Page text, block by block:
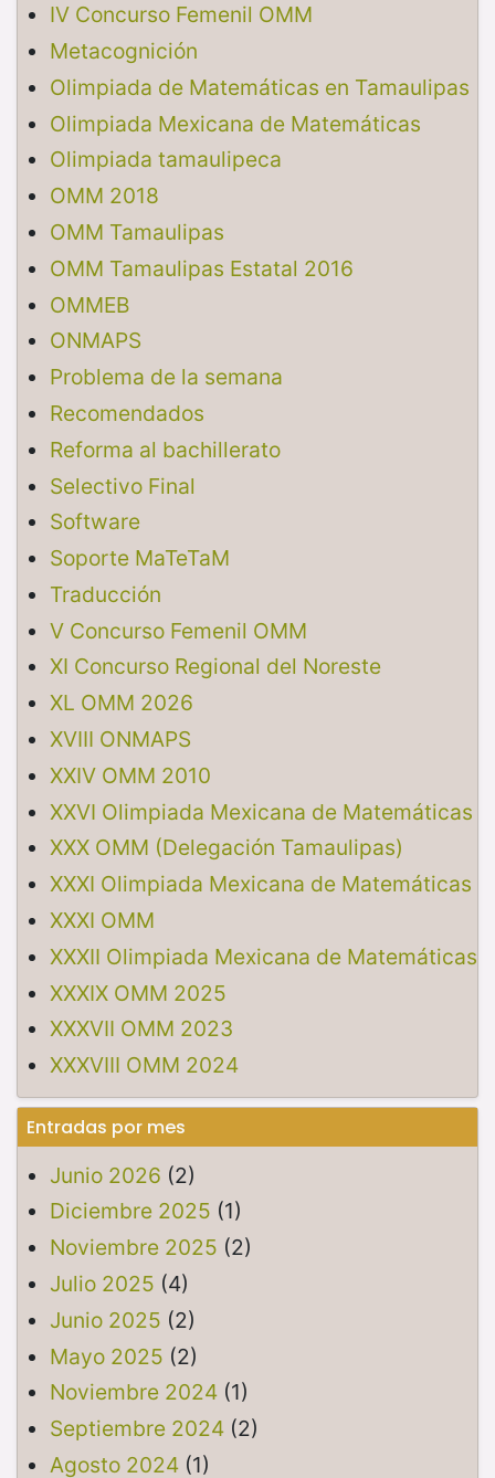
IV Concurso Femenil OMM
Metacognición
Olimpiada de Matemáticas en Tamaulipas
Olimpiada Mexicana de Matemáticas
Olimpiada tamaulipeca
OMM 2018
OMM Tamaulipas
OMM Tamaulipas Estatal 2016
OMMEB
ONMAPS
Problema de la semana
Recomendados
Reforma al bachillerato
Selectivo Final
Software
Soporte MaTeTaM
Traducción
V Concurso Femenil OMM
XI Concurso Regional del Noreste
XL OMM 2026
XVIII ONMAPS
XXIV OMM 2010
XXVI Olimpiada Mexicana de Matemáticas
XXX OMM (Delegación Tamaulipas)
XXXI Olimpiada Mexicana de Matemáticas
XXXI OMM
XXXII Olimpiada Mexicana de Matemáticas
XXXIX OMM 2025
XXXVII OMM 2023
XXXVIII OMM 2024
Entradas por mes
Junio 2026 (2)
Diciembre 2025 (1)
Noviembre 2025 (2)
Julio 2025 (4)
Junio 2025 (2)
Mayo 2025 (2)
Noviembre 2024(1)
Septiembre 2024(2)
Agosto 2024(1)